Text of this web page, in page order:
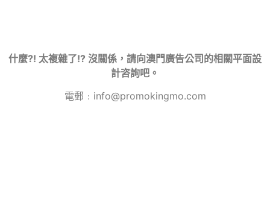
什麼?! 太複雜了!? 沒關係，請向澳門廣告公司的相關平面設
計咨詢吧。
電郵﹕info@promokingmo.com